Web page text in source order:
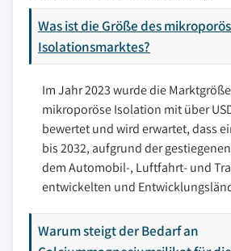
Was ist die Größe des
Isolationsmarktes?
Im Jahr 2023 wurde die
mikroporöse Isolation mit über
bewertet und wird erwartet, dass
bis 2032, aufgrund der
dem Automobil-, Luftfahrt- und
entwickelten und
Warum steigt der Bedarf an